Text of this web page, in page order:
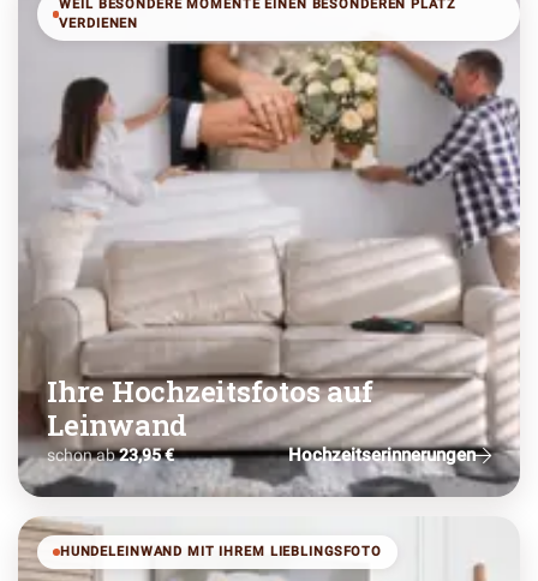
WEIL BESONDERE MOMENTE EINEN BESONDEREN PLATZ
VERDIENEN
Ihre Hochzeitsfotos auf
Leinwand
schon ab23,95 € Hochzeitserinnerungen
HUNDELEINWAND MIT IHREM LIEBLINGSFOTO